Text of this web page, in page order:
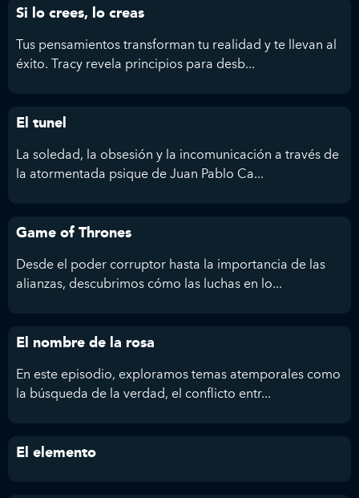
Si lo crees, lo creas
Tus pensamientos transforman tu realidad y te llevan al
éxito. Tracy revela principios para desb...
El tunel
La soledad, la obsesión y la incomunicación a través de
la atormentada psique de Juan Pablo Ca...
Game of Thrones
Desde el poder corruptor hasta la importancia de las
alianzas, descubrimos cómo las luchas en lo...
El nombre de la rosa
En este episodio, exploramos temas atemporales como
la búsqueda de la verdad, el conflicto entr...
El elemento